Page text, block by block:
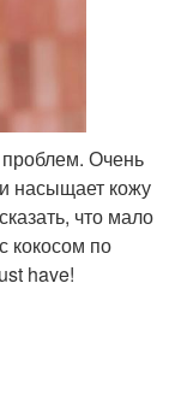
Очень
насыщает кожу
что мало
кокосом по
have!